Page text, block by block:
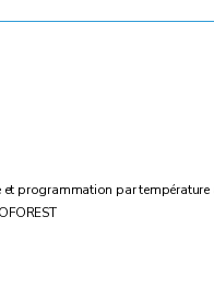
programmation par